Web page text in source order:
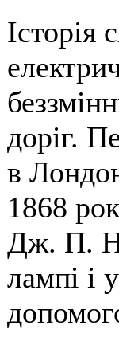
Історія
доріг.
в
1868
Дж. П.
лампі і